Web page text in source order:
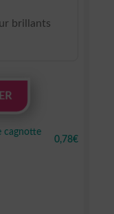
brillants
cagnotte
0,78€